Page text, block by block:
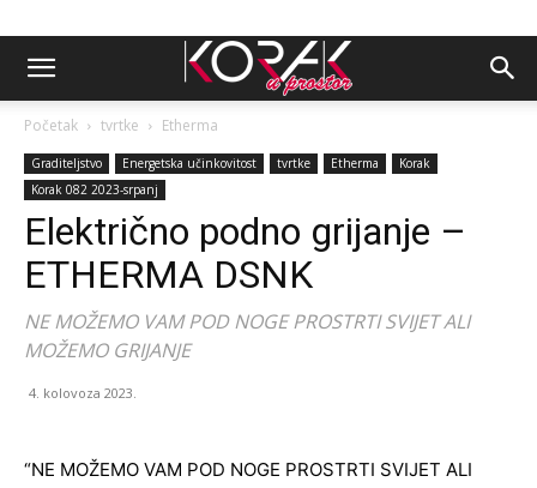
Početak tvrtke Etherma
Graditeljstvo Energetska učinkovitost tvrtke Etherma
Korak
Korak 082 2023-srpanj
Električno podno grijanje –
ETHERMA DSNK
NE MOŽEMO VAM POD NOGE PROSTRTI SVIJET ALI
MOŽEMO GRIJANJE
4. kolovoza 2023.
“NE MOŽEMO VAM POD NOGE PROSTRTI SVIJET ALI